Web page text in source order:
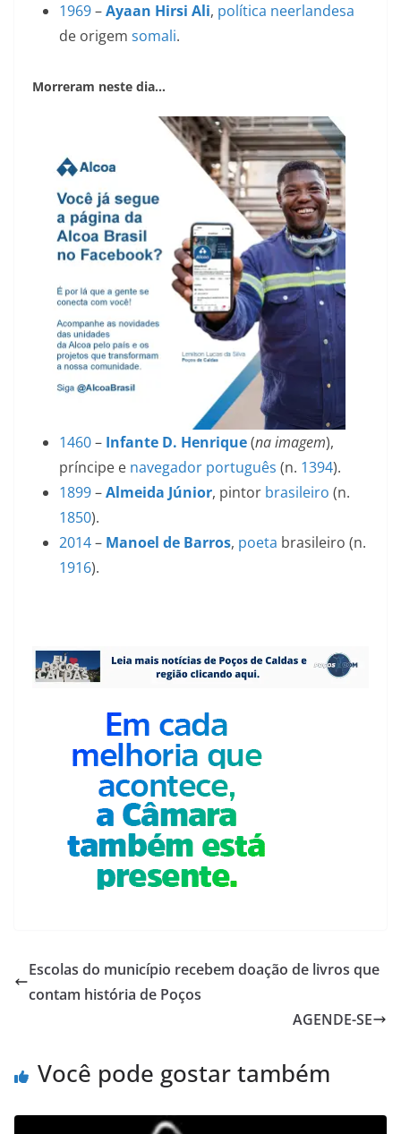
1969–Ayaan Hirsi Ali, política neerlandesa
de origem somali.
Morreram neste dia…
1460– Infante D. Henrique(na imagem),
príncipe e navegador português (n. 1394).
1899–Almeida Júnior, pintor brasileiro (n.
1850).
2014– Manoel de Barros, poeta brasileiro (n.
1916).
Escolas do município recebem doação de livros que
contam história de Poços
AGENDE-SE
Você pode gostar também